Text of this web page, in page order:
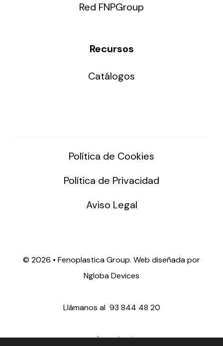
Red FNPGroup
Recursos
Catálogos
Política de Cookies
Política de Privacidad
Aviso Legal
© 2026 • Fenoplastica Group. Web diseñada por
Ngloba Devices
Llámanos al 93 844 48 20
ventas@fenoplastica.com